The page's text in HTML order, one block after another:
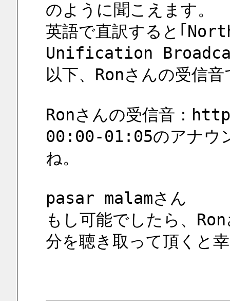
のように聞こえます。
英語で直訳すると｢
Unification
以下、Ronさんの受信音
Ronさんの受信音
00:00-01:05のアナウ
ね。
pasar malamさん
もし可能でしたら、
分を聴き取って頂くと